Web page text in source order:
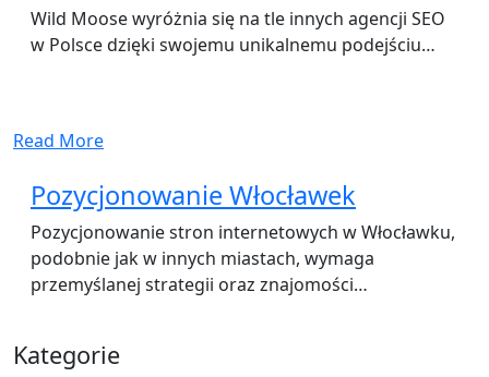
Wild Moose wyróżnia się na tle innych agencji SEO
w Polsce dzięki swojemu unikalnemu podejściu…
Read More
Pozycjonowanie Włocławek
Pozycjonowanie stron internetowych w Włocławku,
podobnie jak w innych miastach, wymaga
przemyślanej strategii oraz znajomości…
Kategorie